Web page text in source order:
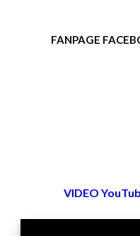
FANPAGE
VIDEO